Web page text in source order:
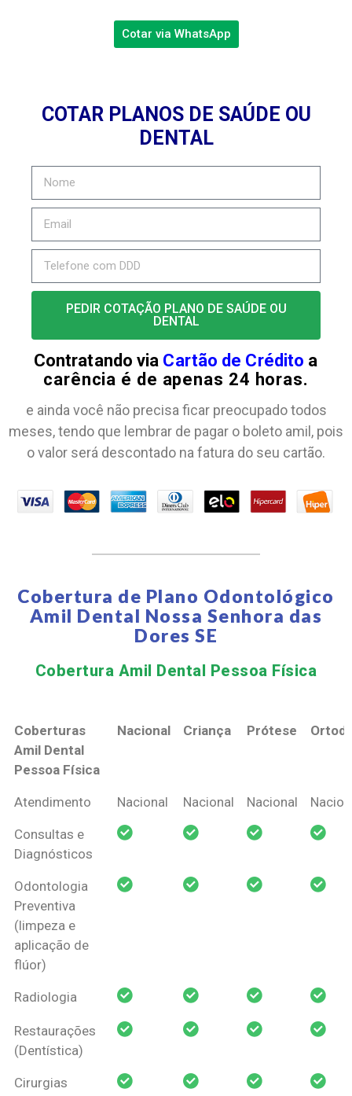
Cotar via WhatsApp
COTAR PLANOS DE SAÚDE OU
DENTAL
PEDIR COTAÇÃO PLANO DE SAÚDE OU
DENTAL
Contratando via Cartão de Crédito a
carência é de apenas 24 horas.
e ainda você não precisa ficar preocupado todos
meses, tendo que lembrar de pagar o boleto amil, pois
o valor será descontado na fatura do seu cartão.
Cobertura de Plano Odontológico
Amil Dental Nossa Senhora das
Dores SE
Cobertura Amil Dental Pessoa Física​
Coberturas
Amil Dental
Pessoa Física
Nacional Criança Prótese
Coberturas
Pessoa Física
Nacional Criança Prótese
Atendimento Nacional Nacional Nacional
Consultas e
Diagnósticos
Odontologia
Preventiva
(limpeza e
aplicação de
flúor)
Radiologia
Restaurações
(Dentística)
Cirurgias